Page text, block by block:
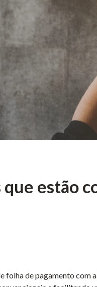
estão
folha de pagamento